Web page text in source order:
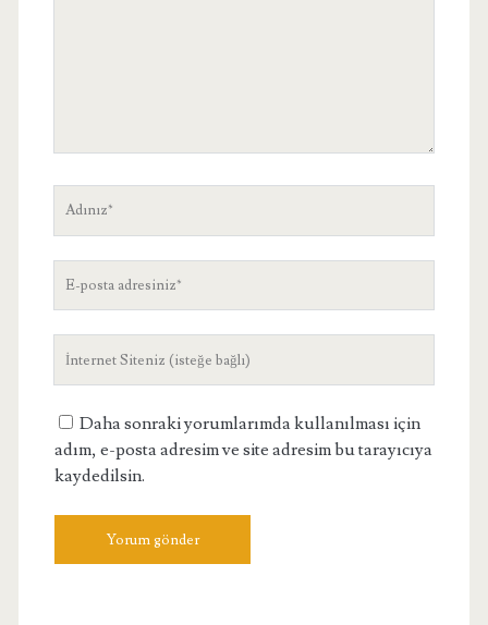
posta
Site
Daha sonraki yorumlarımda kullanılması için
adım, e-posta adresim ve site adresim bu tarayıcıya
kaydedilsin.